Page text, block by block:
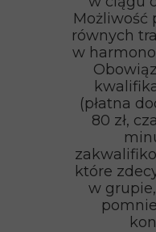
Możliwość
równych
w
(płatna
80 zł,
które
w